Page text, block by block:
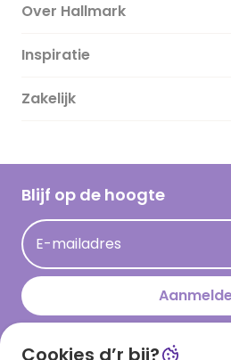
Over Hallmark
Over ons
Duurzaamheid
Hallmark Kaartclub
Acties
Persberichten
Inspiratie
Magazine
Cadeau inspiratie
Op kamp gedichten en versjes
Leuke en grappige op kamp
kamppost inspiratie
Zakelijk
Blijf op de hoogte
E-mailadres
Cookies d’r bij?